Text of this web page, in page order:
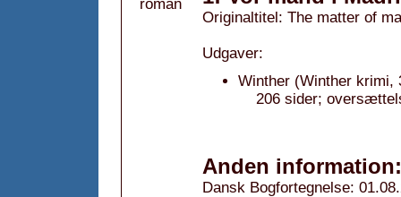
Originaltitel: The matter of
Udgaver:
Winther (Winther krimi,
206 sider;
Anden information:
Dansk Bogfortegnelse: